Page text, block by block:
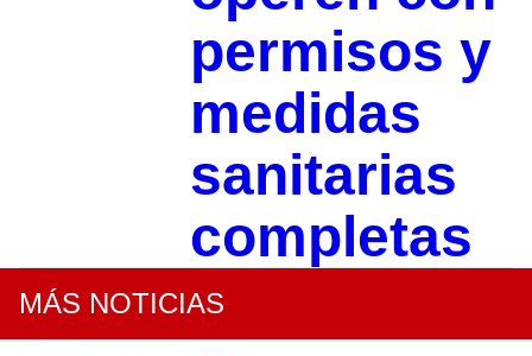
permisos y
medidas
sanitarias
completas
MÁS NOTICIAS